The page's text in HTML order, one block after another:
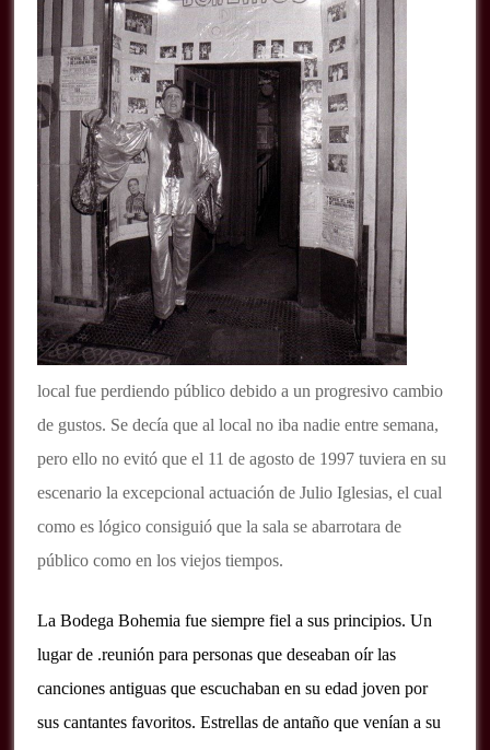
local fue perdiendo público debido a un progresivo cambio
de gustos. Se decía que al local no iba nadie entre semana,
pero ello no evitó que el 11 de agosto de 1997 tuviera en su
escenario la excepcional actuación de Julio Iglesias, el cual
como es lógico consiguió que la sala se abarrotara de
público como en los viejos tiempos.
La Bodega Bohemia fue siempre fiel a sus principios. Un
lugar de .reunión para personas que deseaban oír las
canciones antiguas que escuchaban en su edad joven por
sus cantantes favoritos. Estrellas de antaño que venían a su